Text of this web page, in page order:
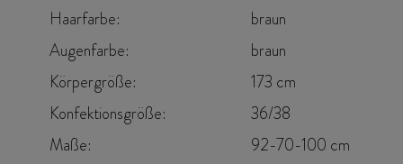
Haarfarbe:
braun
Augenfarbe:
braun
Körpergröße:
173 cm
Konfektionsgröße:
36/38
Maße:
92-70-100 cm